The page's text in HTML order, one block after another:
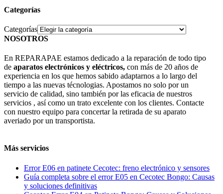
Categorías
Categorías
NOSOTROS
En REPARAPAE estamos dedicado a la reparación de todo tipo
de aparatos electrónicos y eléctricos, con más de 20 años de
experiencia en los que hemos sabido adaptarnos a lo largo del
tiempo a las nuevas técnologias. Apostamos no solo por un
servicio de calidad, sino también por las eficacia de nuestros
servicios , así como un trato excelente con los clientes. Contacte
con nuestro equipo para concertar la retirada de su aparato
averiado por un transportista.
Más servicios
Error E06 en patinete Cecotec: freno electrónico y sensores
Guía completa sobre el error E05 en Cecotec Bongo: Causas
y soluciones definitivas